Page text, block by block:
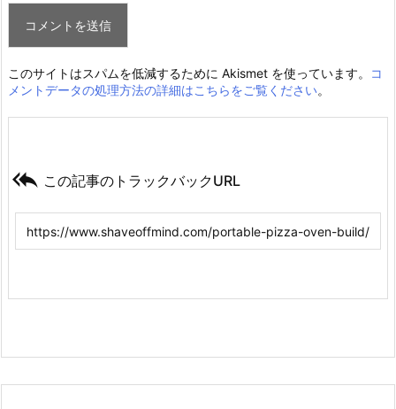
このサイトはスパムを低減するために Akismet を使っています。
コ
メントデータの処理方法の詳細はこちらをご覧ください。
 この記事のトラックバックURL